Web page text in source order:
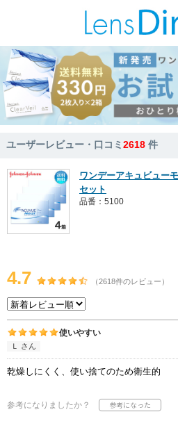
ユーザーレビュー・口コミ2618 件
ワンデーアキュビュー
セット
品番：5100
4.7 （2618件のレビュー）
使いやすい
Ｌ さん
乾燥しにくく、使い捨てのため衛生的
参考になりましたか？